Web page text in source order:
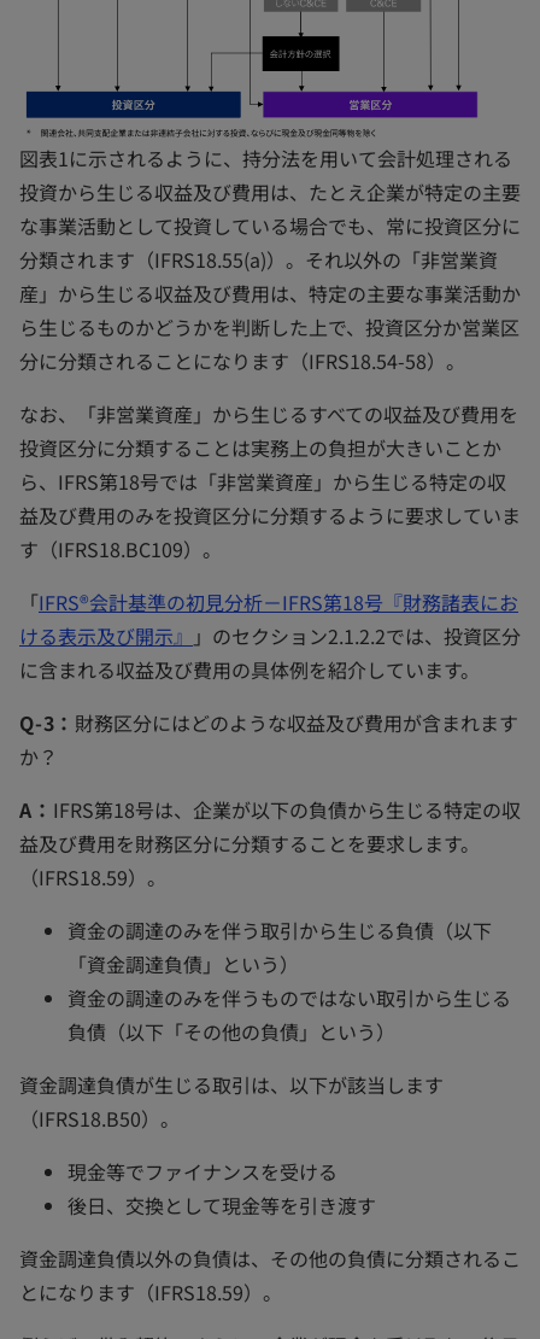
図表1に示されるように、持分法を用いて会計処理される
投資から生じる収益及び費用は、たとえ企業が特定の主要
な事業活動として投資している場合でも、常に投資区分に
分類されます（IFRS18.55(a)）。それ以外の「非営業資
産」から生じる収益及び費用は、特定の主要な事業活動か
ら生じるものかどうかを判断した上で、投資区分か営業区
分に分類されることになります（IFRS18.54-58）。
なお、「非営業資産」から生じるすべての収益及び費用を
投資区分に分類することは実務上の負担が大きいことか
ら、IFRS第18号では「非営業資産」から生じる特定の収
益及び費用のみを投資区分に分類するように要求していま
す（IFRS18.BC109）。
「IFRS®会計基準の初見分析－IFRS第18号『財務諸表にお
ける表示及び開示』 」のセクション2.1.2.2では、投資区分
に含まれる収益及び費用の具体例を紹介しています。
Q-3： 財務区分にはどのような収益及び費用が含まれます
か？
A： IFRS第18号は、企業が以下の負債から生じる特定の収
益及び費用を財務区分に分類することを要求します。
（IFRS18.59）。
資金の調達のみを伴う取引から生じる負債（以下
「資金調達負債」という）
資金の調達のみを伴うものではない取引から生じる
負債（以下「その他の負債」という）
資金調達負債が生じる取引は、以下が該当します
（IFRS18.B50）。
現金等でファイナンスを受ける
後日、交換として現金等を引き渡す
資金調達負債以外の負債は、その他の負債に分類されるこ
とになります（IFRS18.59）。